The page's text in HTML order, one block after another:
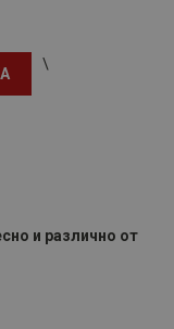
\
и различно от